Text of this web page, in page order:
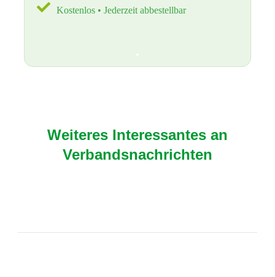
Kostenlos • Jederzeit abbestellbar
Weiteres Interessantes an
Verbandsnachrichten